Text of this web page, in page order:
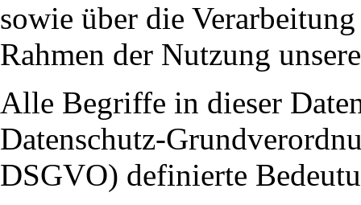
sowie über die
Rahmen der Nutzung
Alle Begriffe in dieser
Datenschutz-
DSGVO) definierte